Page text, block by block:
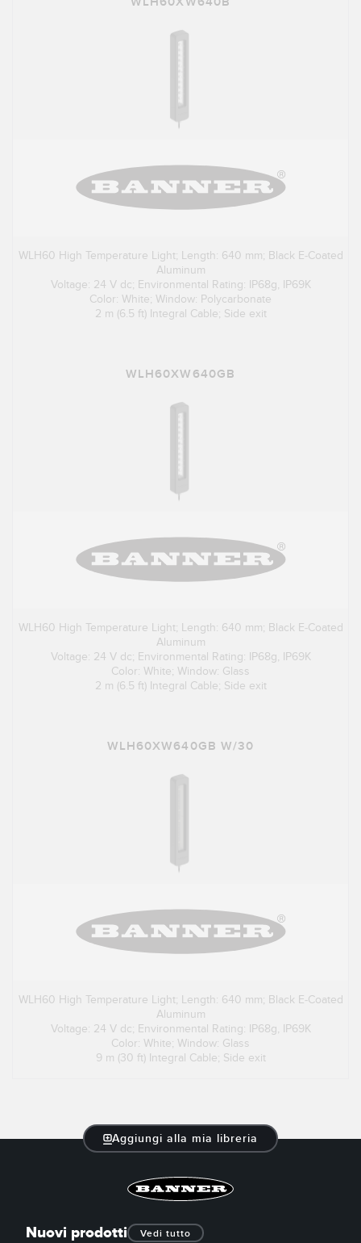
WLH60 High Temperature Light; Length: 640 mm; Black E-Coated
Aluminum
Voltage: 24 V dc; Environmental Rating: IP68g, IP69K
Color: White; Window: Polycarbonate
2 m (6.5 ft) Integral Cable; Side exit
WLH60XW640GB
WLH60 High Temperature Light; Length: 640 mm; Black E-Coated
Aluminum
Voltage: 24 V dc; Environmental Rating: IP68g, IP69K
Color: White; Window: Glass
2 m (6.5 ft) Integral Cable; Side exit
WLH60XW640GB W/30
WLH60 High Temperature Light; Length: 640 mm; Black E-Coated
Aluminum
Voltage: 24 V dc; Environmental Rating: IP68g, IP69K
Color: White; Window: Glass
9 m (30 ft) Integral Cable; Side exit
Aggiungi alla mia libreria
Nuovi prodotti Vedi tutto